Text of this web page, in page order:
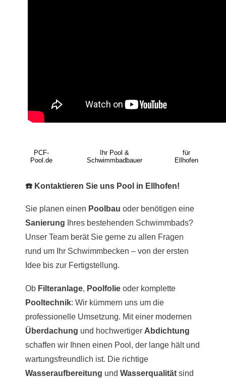
PCF-
Pool.de
Ihr Pool &
Schwimmbadbauer
für
Ellhofen
☎️ Kontaktieren Sie uns Pool in Ellhofen!
Sie planen einen Poolbau oder benötigen eine
Sanierung Ihres bestehenden Schwimmbads?
Unser Team berät Sie gerne zu allen Fragen
rund um Ihr Schwimmbecken – von der ersten
Idee bis zur Fertigstellung.
Ob Filteranlage, Poolfolie oder komplette
Pooltechnik: Wir kümmern uns um die
professionelle Umsetzung. Mit einer modernen
Überdachung und hochwertiger Abdichtung
schaffen wir Ihnen einen Pool, der lange hält und
wartungsfreundlich ist. Die richtige
Wasseraufbereitung und Wasserqualität sind